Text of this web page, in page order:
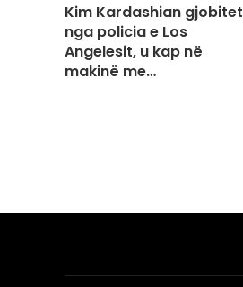
Kim Kardashian gjobitet
nga policia e Los
Angelesit, u kap në
makinë me…